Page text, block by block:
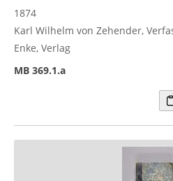
1874
Karl Wilhelm von Zehender,
Enke, Verlag
MB 369.1.a